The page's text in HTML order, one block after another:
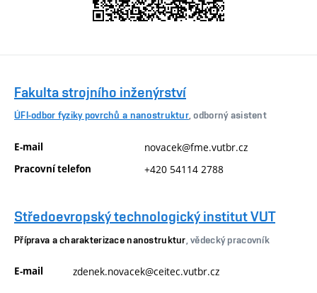
Fakulta strojního inženýrství
ÚFI-odbor fyziky povrchů a nanostruktur, odborný asistent
E-mail novacek@fme.vutbr.cz
Pracovní telefon +420 54114 2788
Středoevropský technologický institut VUT
Příprava a charakterizace nanostruktur , vědecký pracovník
E-mail zdenek.novacek@ceitec.vutbr.cz